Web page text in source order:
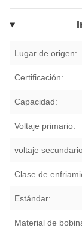
Lugar de origen:
Certificación:
Capacidad:
Voltaje primario:
voltaje
Clase de
Estándar:
Material de